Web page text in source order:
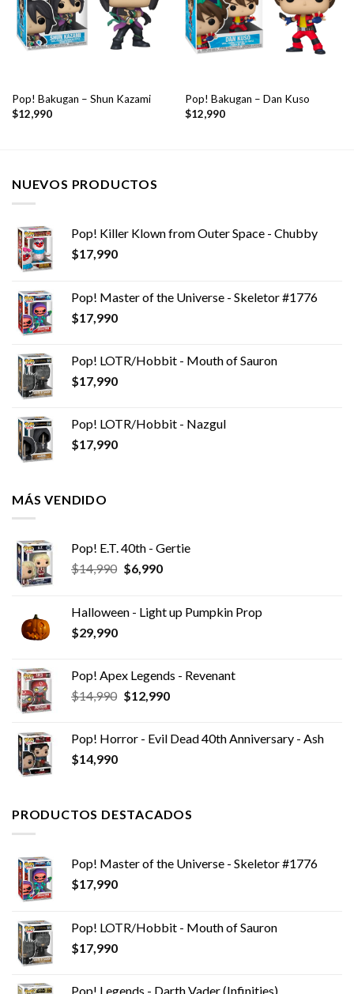
Pop! Bakugan – Shun Kazami
$12,990
Pop! Bakugan – Dan Kuso
$12,990
NUEVOS PRODUCTOS
Pop! Killer Klown from Outer Space - Chubby
$17,990
Pop! Master of the Universe - Skeletor #1776
$17,990
Pop! LOTR/Hobbit - Mouth of Sauron
$17,990
Pop! LOTR/Hobbit - Nazgul
$17,990
MÁS VENDIDO
Pop! E.T. 40th - Gertie
$14,990 El
era:
$6,990El
es:
Halloween - Light up Pumpkin Prop
$29,990
Pop! Apex Legends - Revenant
$14,990 El
era:
$12,990El
es:
Pop! Horror - Evil Dead 40th Anniversary - Ash
$14,990
PRODUCTOS DESTACADOS
Pop! Master of the Universe - Skeletor #1776
$17,990
Pop! LOTR/Hobbit - Mouth of Sauron
$17,990
Pop! Legends - Darth Vader (Infinities)